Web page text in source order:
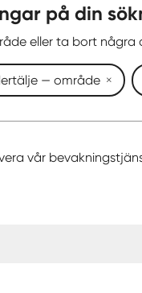
på din
eller ta bort några
— område
vår